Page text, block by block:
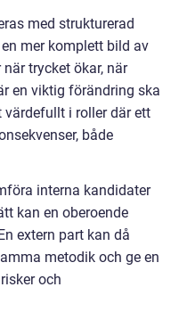
med strukturerad
mer komplett bild av
trycket ökar, när
en viktig förändring ska
i roller där ett
både
interna kandidater
kan en oberoende
extern part kan då
metodik och ge en
och